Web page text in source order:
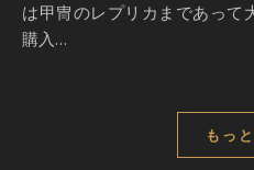
は甲冑のレプリカまであって
購入…
もっ